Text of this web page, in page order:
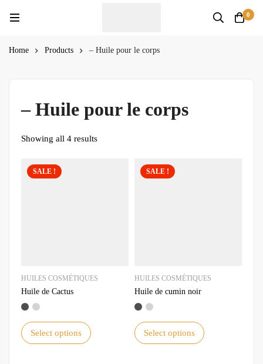
0
Home Products – Huile pour le corps
– Huile pour le corps
Showing all 4 results
SALE !
HUILES COSMÉTIQUES
Huile de Cactus
Select options
SALE !
HUILES COSMÉTIQUES
Huile de cumin noir
Select options